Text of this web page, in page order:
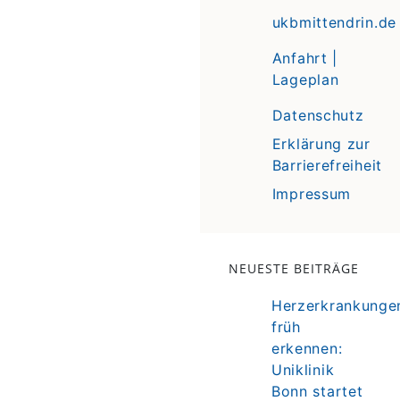
ukbmittendrin.de
Anfahrt |
Lageplan
Datenschutz
Erklärung zur
Barrierefreiheit
Impressum
NEUESTE BEITRÄGE
früh
erkennen:
Uniklinik
Bonn startet